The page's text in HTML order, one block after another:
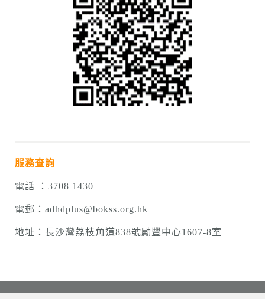
服務查詢
電話 ：3708 1430
電郵： adhdplus@bokss.org.hk
地址 ： 長沙灣荔枝角道838號勵豐中心1607-8室